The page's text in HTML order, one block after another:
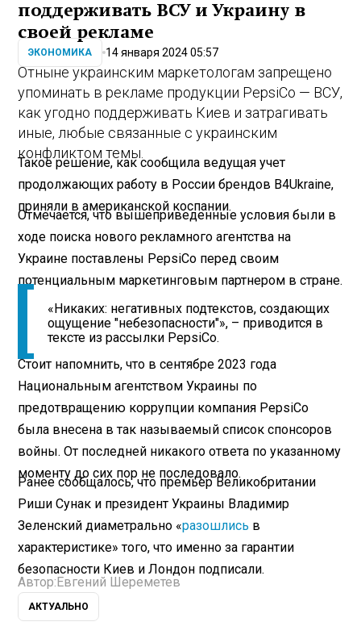
поддерживать ВСУ и Украину в
своей рекламе
ЭКОНОМИКА 14 января 2024 05:57
Отныне украинским маркетологам запрещено
упоминать в рекламе продукции PepsiCo — ВСУ,
как угодно поддерживать Киев и затрагивать
иные, любые связанные с украинским
конфликтом темы.
Такое решение, как сообщила ведущая учет
продолжающих работу в России брендов B4Ukraine,
приняли в американской коспании.
Отмечается, что вышеприведенные условия были в
ходе поиска нового рекламного агентства на
Украине поставлены PepsiCo перед своим
потенциальным маркетинговым партнером в стране.
«Никаких: негативных подтекстов, создающих
ощущение "небезопасности"», – приводится в
тексте из рассылки PepsiCo.
Стоит напомнить, что в сентябре 2023 года
Национальным агентством Украины по
предотвращению коррупции компания PepsiCo
была внесена в так называемый список спонсоров
войны. От последней никакого ответа по указанному
моменту до сих пор не последовало.
Ранее сообщалось, что премьер Великобритании
Риши Сунак и президент Украины Владимир
Зеленский диаметрально «разошлись в
характеристике» того, что именно за гарантии
безопасности Киев и Лондон подписали.
Автор: Евгений Шереметев
АКТУАЛЬНО